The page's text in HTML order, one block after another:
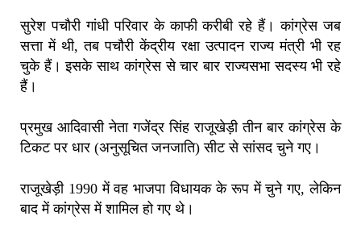
सुरेश पचौरी गांधी परिवार के काफी करीबी रहे हैं। कांग्रेस जब
सत्ता में थी, तब पचौरी केंद्रीय रक्षा उत्पादन राज्य मंत्री भी रह
चुके हैं। इसके साथ कांग्रेस से चार बार राज्यसभा सदस्य भी रहे
हैं।
प्रमुख आदिवासी नेता गजेंद्र सिंह राजूखेड़ी तीन बार कांग्रेस के
टिकट पर धार (अनुसूचित जनजाति) सीट से सांसद चुने गए।
राजूखेड़ी 1990 में वह भाजपा विधायक के रूप में चुने गए, लेकिन
बाद में कांग्रेस में शामिल हो गए थे।